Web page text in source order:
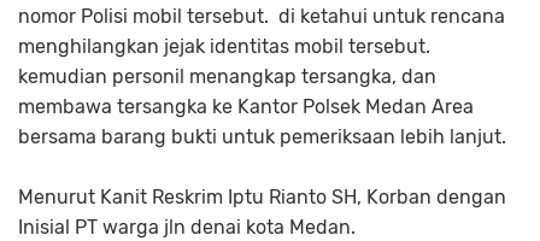
nomor Polisi mobil tersebut. di ketahui untuk rencana
menghilangkan jejak identitas mobil tersebut.
kemudian personil menangkap tersangka, dan
membawa tersangka ke Kantor Polsek Medan Area
bersama barang bukti untuk pemeriksaan lebih lanjut.
Menurut Kanit Reskrim Iptu Rianto SH, Korban dengan
Inisial PT warga jln denai kota Medan.